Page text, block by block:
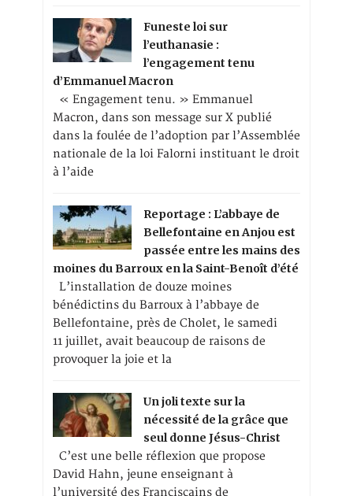
Funeste loi sur
l’euthanasie :
l’engagement tenu
d’Emmanuel Macron
« Engagement tenu. » Emmanuel
Macron, dans son message sur X publié
dans la foulée de l’adoption par l’Assemblée
nationale de la loi Falorni instituant le droit
à l’aide
Reportage : L’abbaye de
Bellefontaine en Anjou est
passée entre les mains des
moines du Barroux en la Saint-Benoît d’été
L’installation de douze moines
bénédictins du Barroux à l’abbaye de
Bellefontaine, près de Cholet, le samedi
11 juillet, avait beaucoup de raisons de
provoquer la joie et la
Un joli texte sur la
nécessité de la grâce que
seul donne Jésus-Christ
C’est une belle réflexion que propose
David Hahn, jeune enseignant à
l’université des Franciscains de